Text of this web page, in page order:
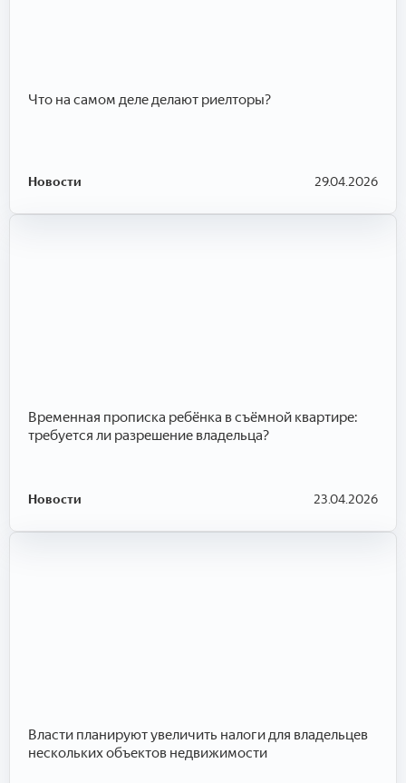
Что на самом деле делают риелторы?
Новости 29.04.2026
Временная прописка ребёнка в съёмной квартире:
требуется ли разрешение владельца?
Новости 23.04.2026
Власти планируют увеличить налоги для владельцев
нескольких объектов недвижимости